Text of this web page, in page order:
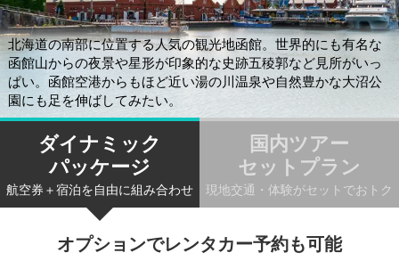
北海道の南部に位置する人気の観光地函館。世界的にも有名な
函館山からの夜景や星形が印象的な史跡五稜郭など見所がいっ
ぱい。函館空港からもほど近い湯の川温泉や自然豊かな大沼公
園にも足を伸ばしてみたい。
ダイナミック
パッケージ
航空券＋宿泊を自由に組み合わせ
国内ツアー
セットプラン
現地交通・体験がセットでおトク
オプションでレンタカー予約も可能